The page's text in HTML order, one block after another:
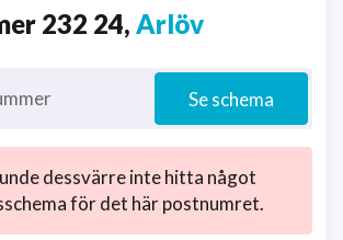
232 24, Arlöv
Se schema
dessvärre inte hitta något
för det här postnumret.